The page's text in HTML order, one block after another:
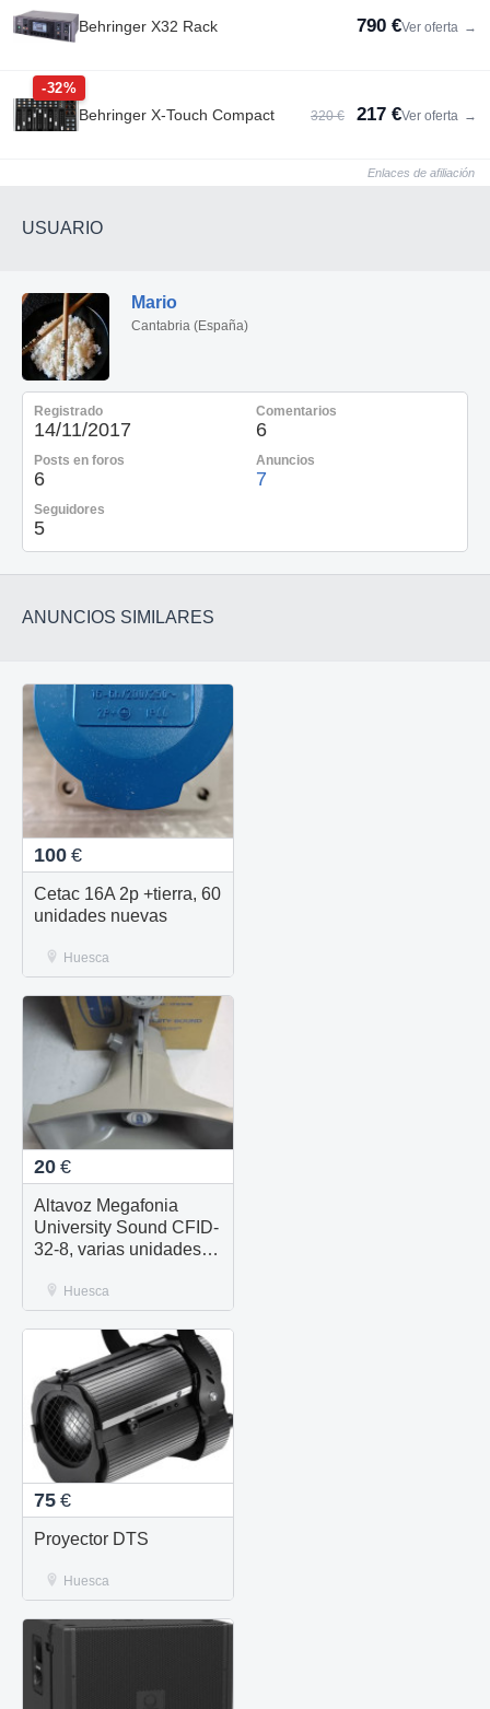
Behringer X32 Rack 790 €Ver oferta →
-32%
Behringer X-Touch Compact 320 € 217 €Ver oferta →
Enlaces de afiliación
USUARIO
Mario
Cantabria (España)
Registrado
14/11/2017
Comentarios
6
Posts en foros
6
Anuncios
7
Seguidores
5
ANUNCIOS SIMILARES
100 €
Cetac 16A 2p +tierra, 60
unidades nuevas
Huesca
20 €
Altavoz Megafonia
University Sound CFID-
32-8, varias unidades
Huesca
75 €
Proyector DTS
Huesca